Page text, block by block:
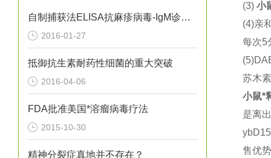
自制捕获法ELISA抗麻疹病毒-IgM诊断试剂盒的初步评价
2016-01-27
抵御抗生素耐药性细菌的重大突破
2016-04-06
FDA批准美国*溶瘤病毒疗法
2015-10-30
精神分裂症真地并不存在？
(3) 小
(4)亲
每次5
苏木
小鼠*
是离
售优